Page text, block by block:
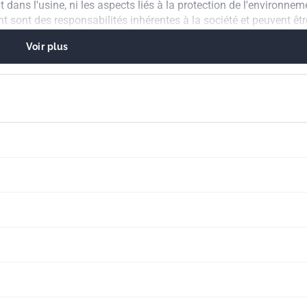
l'usine, ni les aspects liés à la protection de
sont des responsabilités inhérentes à la société et peuvent
de recherche et développement ni à la distribution des
Voir plus